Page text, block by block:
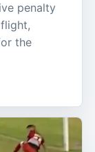
penalty
the